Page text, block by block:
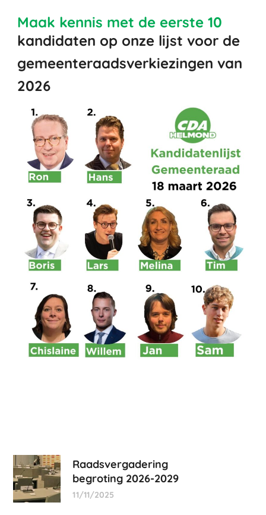
Maak kennis met de eerste 10
kandidaten op onze lijst voor de
gemeenteraadsverkiezingen van
2026
Raadsvergadering
begroting 2026-2029
11/11/2025